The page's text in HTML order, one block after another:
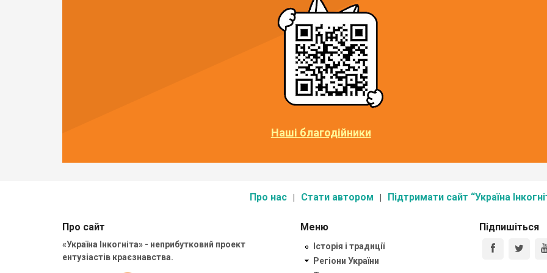
Наші благодійники
Про нас Стати автором Підтримати сайт “Україна
Про сайт
«Україна Інкогніта» - неприбутковий проект
ентузіастів краєзнавства.
Меню
Історія і традиції
Регіони України
Підпишіться